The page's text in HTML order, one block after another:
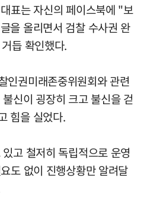
표는 자신의 페이스북에 "보
을 올리면서 검찰 수사권 완
듭 확인했다.
인권미래존중위원회와 관련
신이 굉장히 크고 불신을 걷
힘을 실었다.
고 철저히 독립적으로 운영
도 없이 진행상황만 알려달